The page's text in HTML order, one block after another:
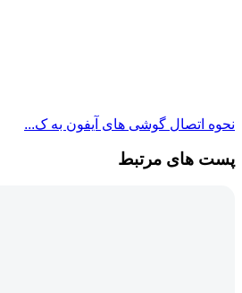
نحوه اتصال گوشی های آیفون به ک...
پست های مرتبط